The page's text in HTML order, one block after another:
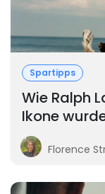
Spartipps
Wie Ralph
Ikone
Florence